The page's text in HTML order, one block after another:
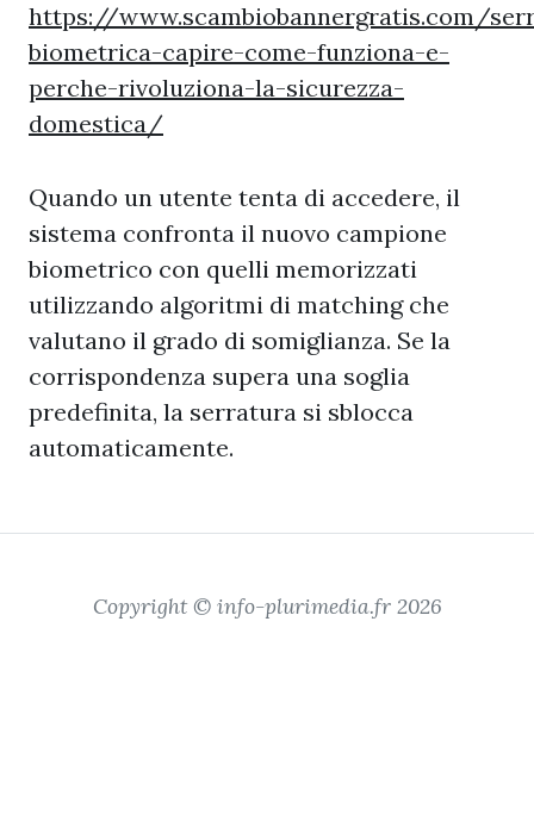
https://www.scambiobannergratis.com/
biometrica-capire-come-funziona-e-
perche-rivoluziona-la-sicurezza-
domestica/
Quando un utente tenta di accedere, il
sistema confronta il nuovo campione
biometrico con quelli memorizzati
utilizzando algoritmi di matching che
valutano il grado di somiglianza. Se la
corrispondenza supera una soglia
predefinita, la serratura si sblocca
automaticamente.
Copyright © info-plurimedia.fr 2026